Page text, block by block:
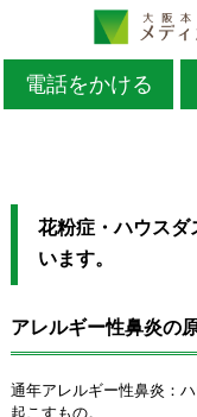
電話をかける
TOP>花粉症
花粉症・ハウス
います。
アレルギー性鼻炎の
通年アレルギー性鼻炎：
起こすもの。